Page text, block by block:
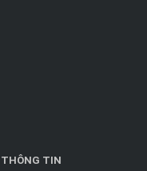
TIN